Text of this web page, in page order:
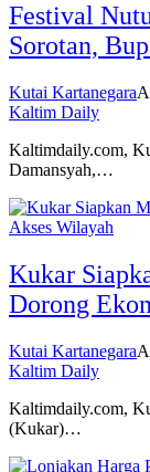
Festival
Sorotan,
Kutai Kartanegara
Kaltim Daily
Kaltimdaily.com,
Damansyah,…
Kukar
Dorong
Kutai Kartanegara
Kaltim Daily
Kaltimdaily.com,
(Kukar)…